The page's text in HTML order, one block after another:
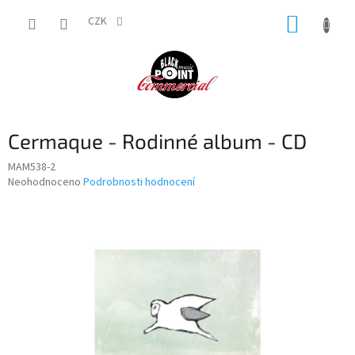
CZK
Cermaque - Rodinné album - CD
MAM538-2
Průměrné
Neohodnoceno Podrobnosti hodnocení